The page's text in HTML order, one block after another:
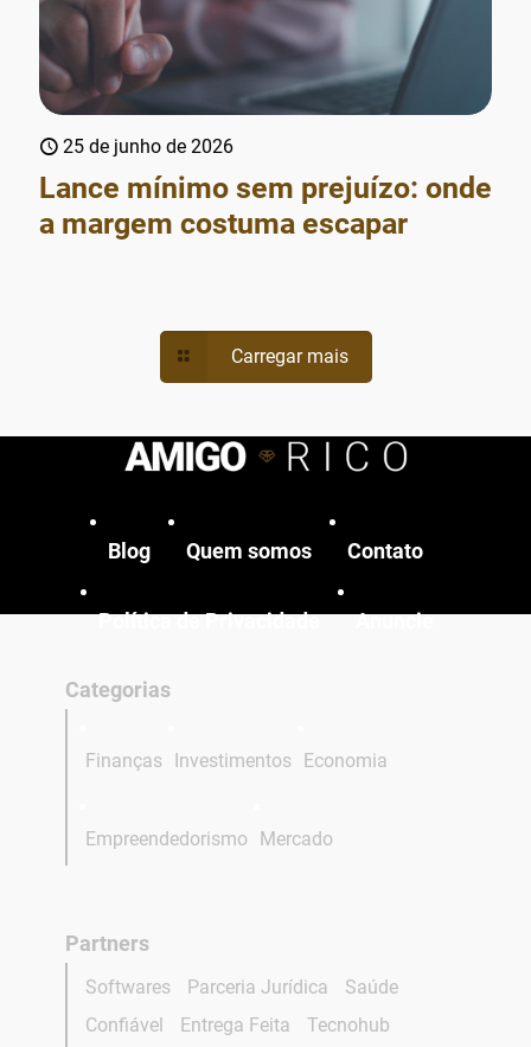
25 de junho de 2026
Lance mínimo sem prejuízo: onde
a margem costuma escapar
Carregar mais
Blog Quem somos Contato
Política de Privacidade Anuncie
Categorias
Finanças Investimentos Economia
Empreendedorismo Mercado
Partners
Softwares Parceria Jurídica
Saúde
Confiável
Entrega Feita Tecnohub